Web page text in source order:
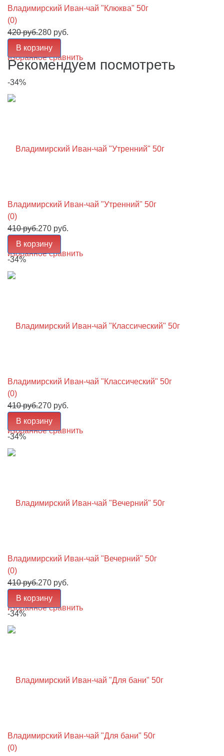
избранное сравнить
Владимирский Иван-чай "Клюква" 50г
(0)
420 руб.280 руб.
В корзину
Рекомендуем посмотреть
-34%
избранное сравнить
Владимирский Иван-чай "Утренний" 50г
(0)
410 руб.270 руб.
В корзину
-34%
избранное сравнить
Владимирский Иван-чай "Классический" 50г
(0)
410 руб.270 руб.
В корзину
-34%
избранное сравнить
Владимирский Иван-чай "Вечерний" 50г
(0)
410 руб.270 руб.
В корзину
-34%
Владимирский Иван-чай "Для бани" 50г
(0)